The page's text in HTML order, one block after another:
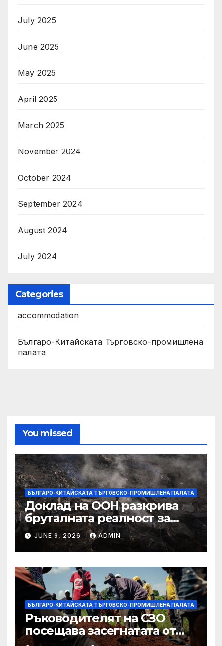
July 2025
June 2025
May 2025
April 2025
March 2025
November 2024
October 2024
September 2024
August 2024
July 2024
Categories
accommodation
Българо-Китайската Търговско-промишлена
палата
You missed
БЪЛГАРО-КИТАЙСКАТА ТЪРГОВСКО-ПРОМИШЛЕНА ПАЛАТА
Доклад на ООН разкрива
бруталната реалност за
палестинците в Газа,
Западния бряг
JUNE 9, 2026 ADMIN
БЪЛГАРО-КИТАЙСКАТА ТЪРГОВСКО-ПРОМИШЛЕНА ПАЛАТА
Ръководителят на СЗО
посещава засегнатата от
Ебола Уганда, след като